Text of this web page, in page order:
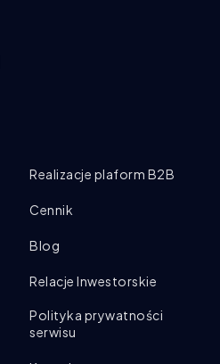
Realizacje plaform B2B
Cennik
Blog
Relacje Inwestorskie
Polityka prywatności
serwisu